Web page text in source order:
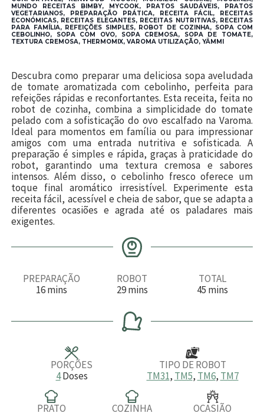
MUNDO RECEITAS BIMBY, MYCOOK, PRATOS SAUDÁVEIS, PRATOS
VEGETARIANOS, PREPARAÇÃO PRÁTICA, RECEITA FÁCIL, RECEITAS
ECONÓMICAS, RECEITAS ELEGANTES, RECEITAS NUTRITIVAS, RECEITAS
PARA FAMÍLIA, REFEIÇÕES SIMPLES, ROBOT DE COZINHA, SOPA COM
CEBOLINHO, SOPA COM OVO, SOPA CREMOSA, SOPA DE TOMATE,
TEXTURA CREMOSA, THERMOMIX, VAROMA UTILIZAÇÃO, YÄMMI
Descubra como preparar uma deliciosa sopa aveludada
de tomate aromatizada com cebolinho, perfeita para
refeições rápidas e reconfortantes. Esta receita, feita no
robot de cozinha, combina a simplicidade do tomate
pelado com a sofisticação do ovo escalfado na Varoma.
Ideal para momentos em família ou para impressionar
amigos com uma entrada nutritiva e sofisticada. A
preparação é simples e rápida, graças à praticidade do
robot, garantindo uma textura cremosa e sabores
intensos. Além disso, o cebolinho fresco oferece um
toque final aromático irresistível. Experimente esta
receita fácil, acessível e cheia de sabor, que se adapta a
diferentes ocasiões e agrada até os paladares mais
exigentes.
PREPARAÇÃO
16m
u
mins
ROBOT
29m
n
u
t
mins
TOTAL
45 m
u
mins
PORÇÕES
4 Doses
TIPO DE ROBOT
TM31, TM5, TM6, TM7
PRATO
COZINHA
OCASIÃO